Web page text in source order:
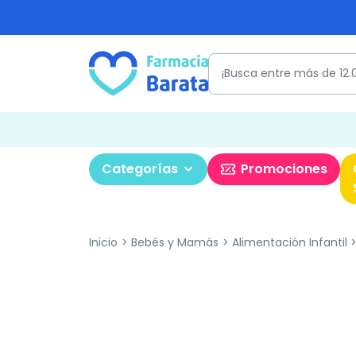
Categorías Promociones
Inicio Bebés y Mamás Alimentación Infantil